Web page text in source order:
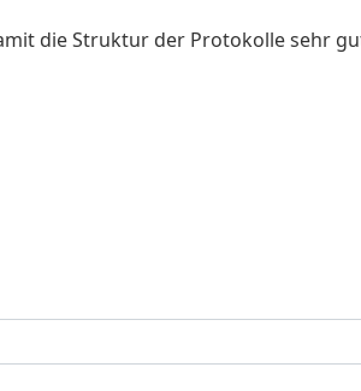
die Struktur der Protokolle sehr